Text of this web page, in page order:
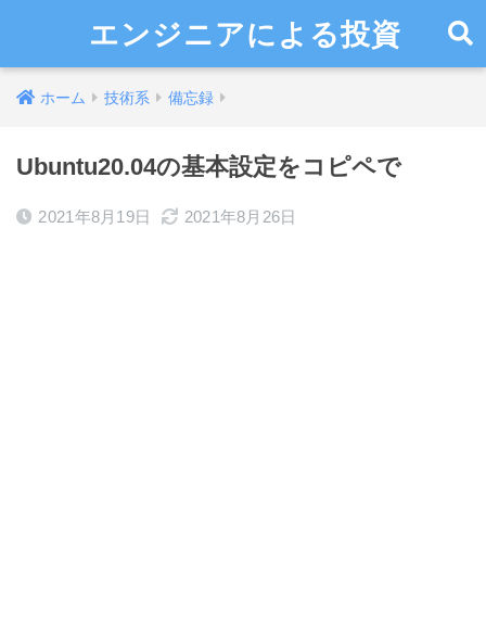
エンジニアによる投資
ホーム 技術系 備忘録
Ubuntu20.04の基本設定をコピペで
2021年8月19日 2021年8月26日